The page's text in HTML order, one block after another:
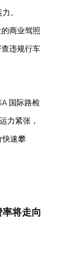
。
商业驾照
查违规行车
国际路检
力紧张，
快速攀
将走向